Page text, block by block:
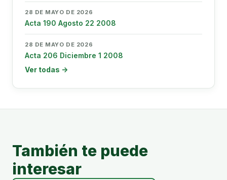
28 DE MAYO DE 2026
Acta 190 Agosto 22 2008
28 DE MAYO DE 2026
Acta 206 Diciembre 1 2008
Ver todas →
También te puede
interesar